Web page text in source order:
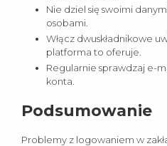
Nie dziel się swoimi
osobami.
Włącz dwuskładnikowe
platforma to oferuje.
Regularnie sprawdzaj e-
konta.
Podsumowanie
Problemy z logowaniem w